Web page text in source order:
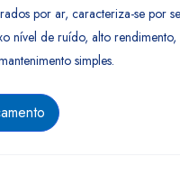
por ar, caracteriza-se por
nível de ruído, alto
simples.